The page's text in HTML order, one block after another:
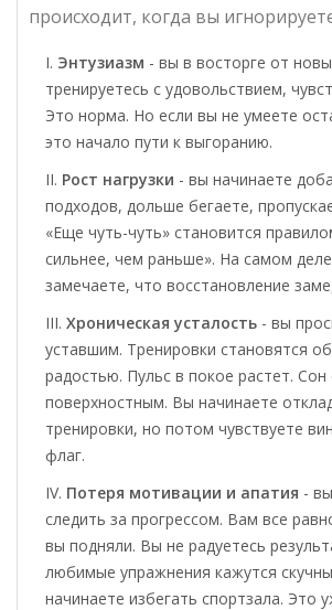
происходит, когда вы
Энтузиазм - вы в восторге от
тренируетесь с удовольствием,
Это норма. Но если вы не умеете
это начало пути к выгоранию.
Рост нагрузки - вы начинаете
подходов, дольше бегаете,
«Еще чуть-чуть» становится
сильнее, чем раньше». На самом
замечаете, что восстановление
Хроническая усталость - вы
уставшим. Тренировки становятся
радостью. Пульс в покое растет. Сон
поверхностным. Вы начинаете
тренировки, но потом чувствуете
флаг.
Потеря мотивации и апатия -
следить за прогрессом. Вам все
вы подняли. Вы не радуетесь
любимые упражнения кажутся
начинаете избегать спортзала. Это